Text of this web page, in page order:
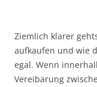
Ziemlich klarer
aufkaufen und wie
egal. Wenn
Vereibarung